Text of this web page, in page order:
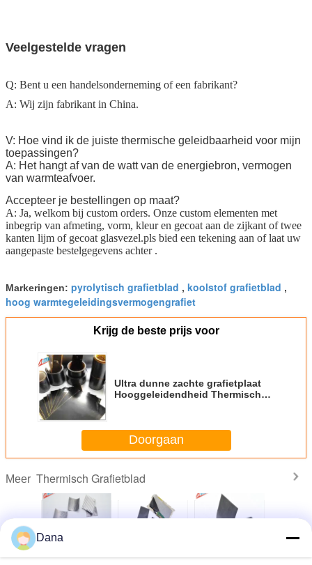
Veelgestelde vragen
Q: Bent u een handelsonderneming of een fabrikant?
A: Wij zijn fabrikant in China.
V: Hoe vind ik de juiste thermische geleidbaarheid voor mijn
toepassingen?
A: Het hangt af van de watt van de energiebron, vermogen
van warmteafvoer.
Accepteer je bestellingen op maat?
A: Ja, welkom bij custom orders. Onze custom elementen met
inbegrip van afmeting, vorm, kleur en gecoat aan de zijkant of twee
kanten lijm of gecoat glasvezel.pls bied een tekening aan of laat uw
aangepaste bestelgegevens achter .
Markeringen: pyrolytisch grafietblad , koolstof grafietblad ,
hoog warmtegeleidingsvermogengrafiet
Krijg de beste prijs voor
Ultra dunne zachte grafietplaat
Hooggeleidendheid Thermische
Doorgaan
Meer Thermisch Grafietblad
Dana